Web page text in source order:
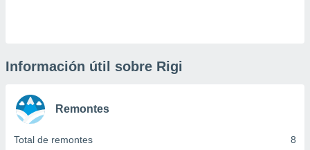
únicos
similares
Información útil sobre Rigi
Remontes
Total de remontes 8